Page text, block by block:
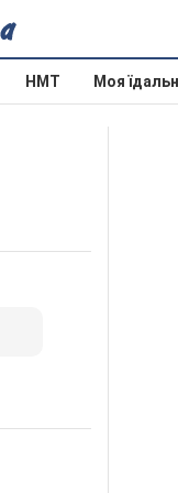
НМТ Моя